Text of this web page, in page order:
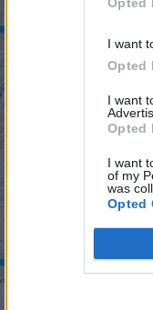
I want
Opted
I want
Opted
I want
of my
was
Opted